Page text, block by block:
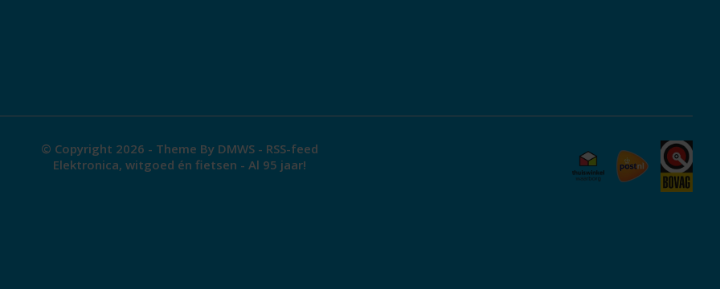
© Copyright 2026 - Theme By DMWS - RSS-feed
Elektronica, witgoed én fietsen - Al 95 jaar!